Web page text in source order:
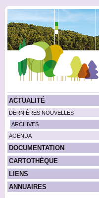
ACTUALITÉ
DERNIÈRES NOUVELLES
ARCHIVES
AGENDA
DOCUMENTATION
CARTOTHÈQUE
LIENS
ANNUAIRES